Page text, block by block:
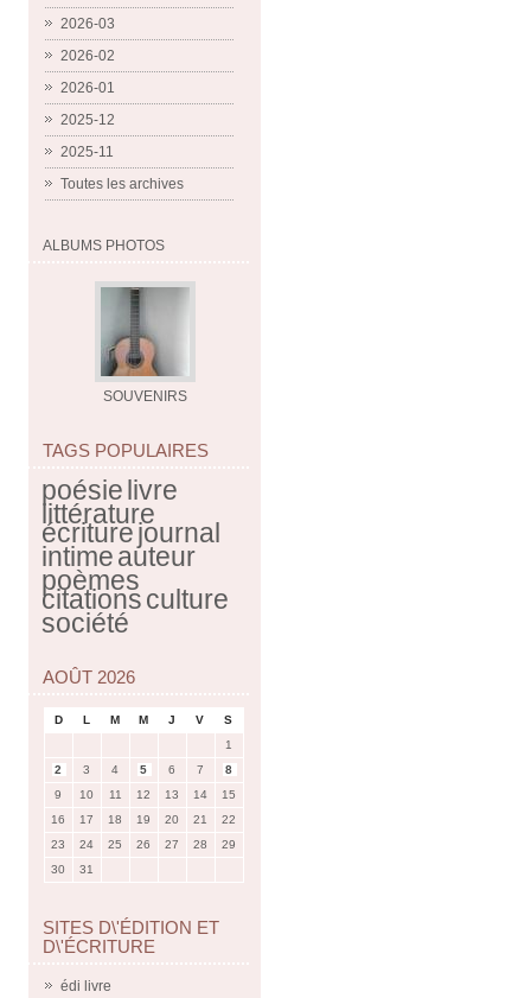
2026-03
2026-02
2026-01
2025-12
2025-11
Toutes les archives
ALBUMS PHOTOS
SOUVENIRS
TAGS POPULAIRES
poésielivre
littérature
écriturejournal
intimeauteur
poèmes
citationsculture
société
AOÛT 2026
D L M M J V
S
1
2
3 4 5 6 7
8
9
10 11 12 13 14
15
16
17 18 19 20 21
22
23
24 25 26 27 28
29
30
31
SITES D\'ÉDITION ET
D\'ÉCRITURE
édi livre